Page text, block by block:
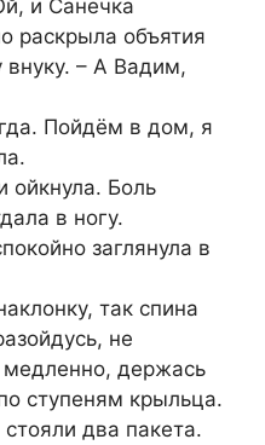
и Санечка
раскрыла объятия
внуку. – А Вадим,
Пойдём в дом, я
ойкнула. Боль
в ногу.
заглянула в
так спина
не
держась
ступеням крыльца.
два пакета.